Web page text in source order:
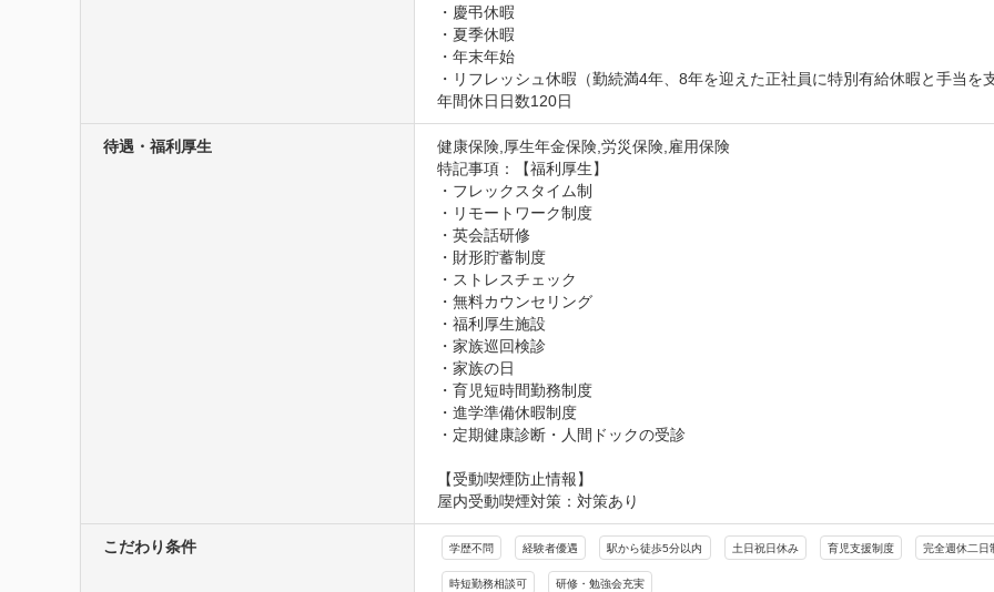
・慶弔休暇
・夏季休暇
・年末年始
・リフレッシュ休暇（勤続満4年、8年を迎えた正社員に特別有給休暇と手当を
年間休日日数120日
待遇・福利厚生
健康保険,厚生年金保険,労災保険,雇用保険
特記事項：【福利厚生】
・フレックスタイム制
・リモートワーク制度
・英会話研修
・財形貯蓄制度
・ストレスチェック
・無料カウンセリング
・福利厚生施設
・家族巡回検診
・家族の日
・育児短時間勤務制度
・進学準備休暇制度
・定期健康診断・人間ドックの受診
【受動喫煙防止情報】
屋内受動喫煙対策：対策あり
こだわり条件 学歴不問 経験者優遇 駅から徒歩5分以内 土日祝日休み 育児支援制度 完全週休二日
時短勤務相談可 研修・勉強会充実